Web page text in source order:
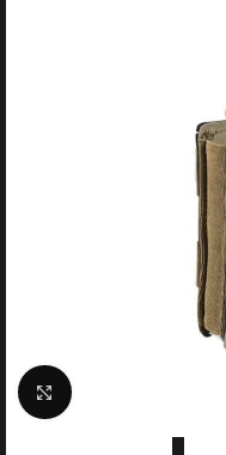
Click to enlarge